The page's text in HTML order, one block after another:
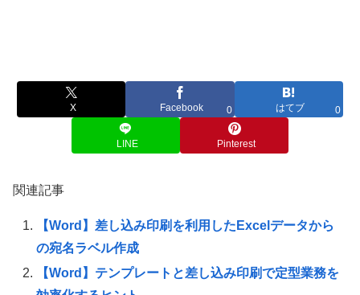
X Facebook 0 はてブ 0
LINE Pinterest
関連記事
【Word】差し込み印刷を利用したExcelデータから
の宛名ラベル作成
【Word】テンプレートと差し込み印刷で定型業務を